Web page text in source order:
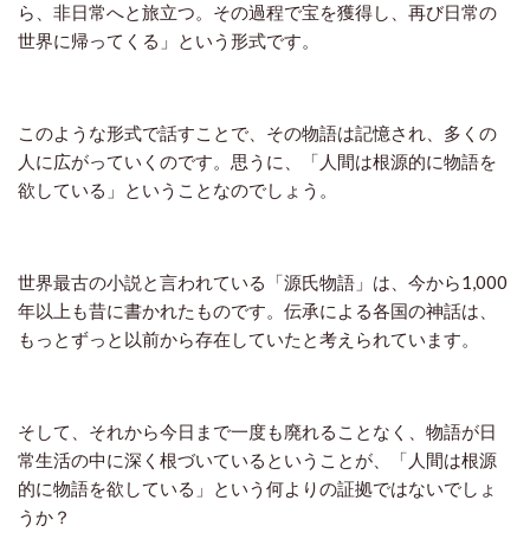
ら、非日常へと旅立つ。その過程で宝を獲得し、再び日常の
世界に帰ってくる」という形式です。
このような形式で話すことで、その物語は記憶され、多くの
人に広がっていくのです。思うに、「人間は根源的に物語を
欲している」ということなのでしょう。
世界最古の小説と言われている「源氏物語」は、今から1,000
年以上も昔に書かれたものです。伝承による各国の神話は、
もっとずっと以前から存在していたと考えられています。
そして、それから今日まで一度も廃れることなく、物語が日
常生活の中に深く根づいているということが、「人間は根源
的に物語を欲している」という何よりの証拠ではないでしょ
うか？